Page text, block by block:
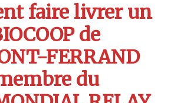
faire livrer un
de
FERRAND
du